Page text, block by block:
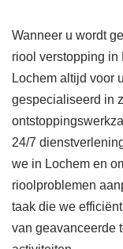
Wanneer u wordt
riool verstopping in
Lochem altijd voor
gespecialiseerd in
24/7
we in Lochem en
rioolproblemen
taak die we
van geavanceerde